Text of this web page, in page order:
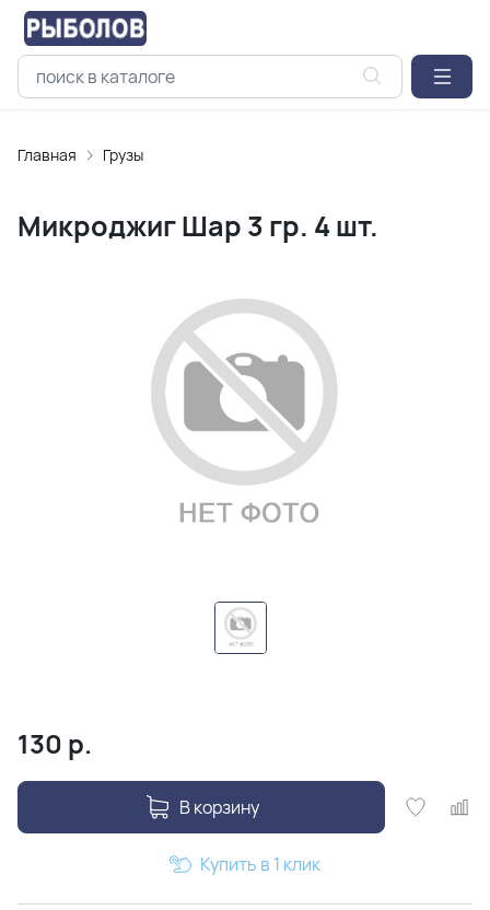
Главная Грузы
Микроджиг Шар 3 гр. 4 шт.
130 р.
В корзину
Купить в 1 клик